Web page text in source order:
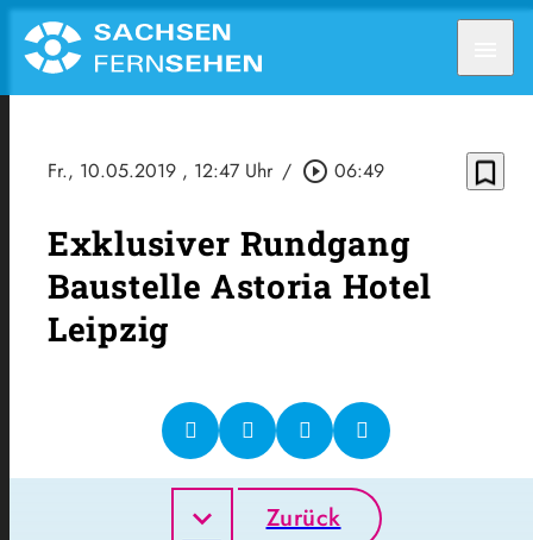
Fr., 10.05.2019 , 12:47 Uhr / play_circle_outline 06:49 bookmark_border
Exklusiver Rundgang
Baustelle Astoria Hotel
Leipzig
Zurück